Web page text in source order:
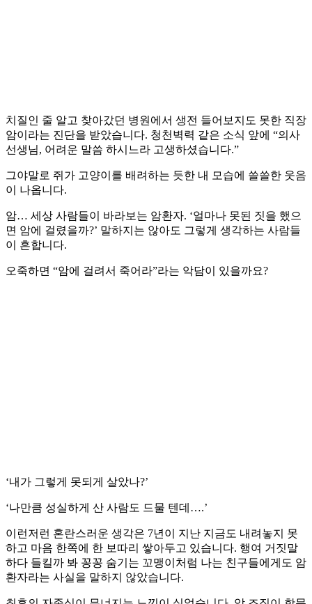
치질인 줄 알고 찾아갔던 병원에서 생전 들어보지도 못한 직장
암이라는 진단을 받았습니다. 청천벽력 같은 소식 앞에 “의사
선생님, 어려운 말씀 하시느라 고생하셨습니다.”
그야말로 쥐가 고양이를 배려하는 듯한 내 모습에 쓸쓸한 웃음
이 나옵니다.
암… 세상 사람들이 바라보는 암환자. ‘얼마나 못된 짓을 했으
면 암에 걸렸을까?’ 말하지는 않아도 그렇게 생각하는 사람들
이 흔합니다.
오죽하면 “암에 걸려서 죽어라”라는 악담이 있을까요?
‘내가 그렇게 못되게 살았나?’
‘나만큼 성실하게 산 사람도 드물 텐데….’
이런저런 혼란스러운 생각은 7년이 지난 지금도 내려놓지 못
하고 마음 한쪽에 한 보따리 쌓아두고 있습니다. 행여 거짓말
하다 들킬까 봐 꽁꽁 숨기는 꼬맹이처럼 나는 친구들에게도 암
환자라는 사실을 말하지 않았습니다.